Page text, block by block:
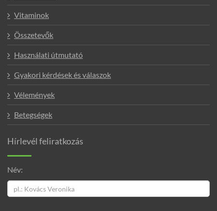
Vitaminok
Összetevők
Használati útmutató
Gyakori kérdések és válaszok
Vélemények
Betegségek
Hírlevél feliratkozás
Név: